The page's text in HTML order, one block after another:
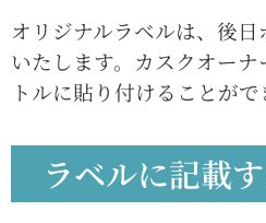
オリジナルラベルは、後
いたします。カスクオー
トルに貼り付けることがで
ラベルに記載